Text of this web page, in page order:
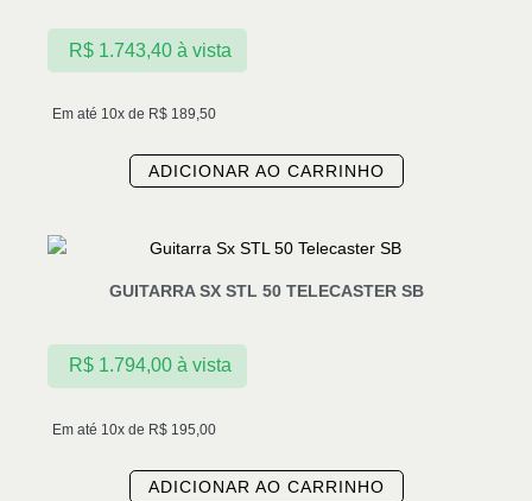
Em até 10x de R$ 189,50
R$1.743,40 à vista
ADICIONAR AO CARRINHO
GUITARRA SX STL 50 TELECASTER SB
Em até 10x de R$ 195,00
R$1.794,00 à vista
ADICIONAR AO CARRINHO